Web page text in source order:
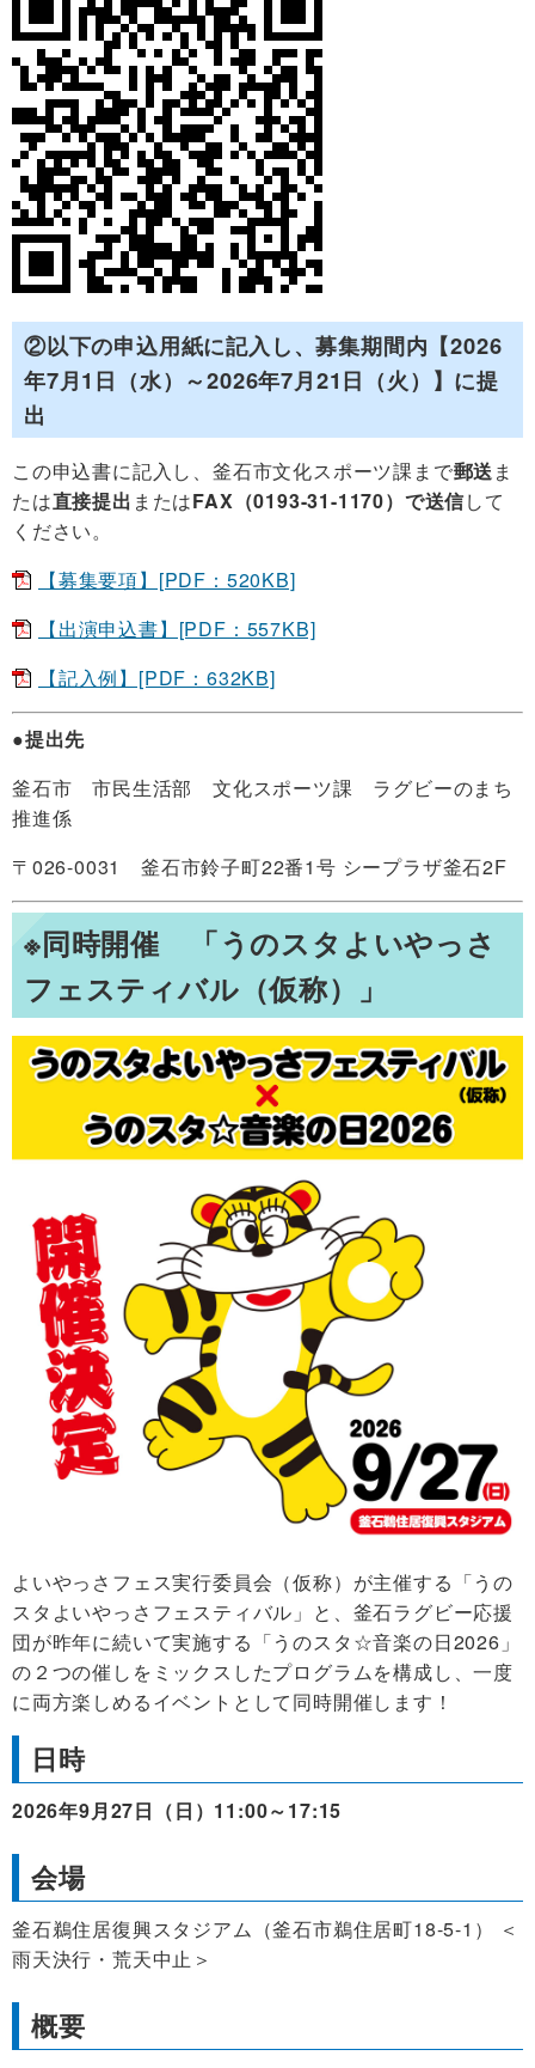
②以下の申込用紙に記入し、募集期間内【2026
年7月1日（水）～2026年7月21日（火）】に提
出
この申込書に記入し、釜石市文化スポーツ課まで郵送 ま
たは直接提出 またはFAX（0193-31-1170）で送信して
ください。
【募集要項】[PDF：520KB]
【出演申込書】[PDF：557KB]
【記入例】[PDF：632KB]
●提出先
釜石市 市民生活部 文化スポーツ課 ラグビーのまち
推進係
〒026-0031 釜石市鈴子町22番1号 シープラザ釜石2F
※同時開催 「うのスタよいやっさ
フェスティバル（仮称）」
よいやっさフェス実行委員会（仮称）が主催する「うの
スタよいやっさフェスティバル」と、釜石ラグビー応援
団が昨年に続いて実施する「うのスタ☆音楽の日2026」
の２つの催しをミックスしたプログラムを構成し、一度
に両方楽しめるイベントとして同時開催します！
日時
2026年9月27日（日）11:00～17:15
会場
釜石鵜住居復興スタジアム（釜石市鵜住居町18-5-1） ＜
雨天決行・荒天中止＞
概要